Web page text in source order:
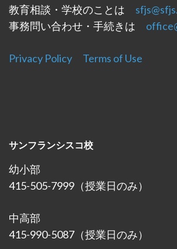
教育相談・学校のことは
事務問い合わせ・手続きは
Privacy Policy Terms of Use
サンフランシスコ校
幼小部
415-505-7999（授業日のみ）
中高部
415-990-5087（授業日のみ）